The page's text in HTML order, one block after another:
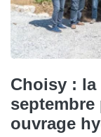
Choisy : la
ouvrage